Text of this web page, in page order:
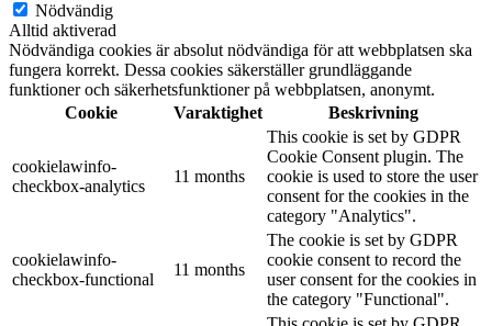
Nödvändig
Alltid aktiverad
Nödvändiga cookies är absolut nödvändiga för att webbplatsen ska
fungera korrekt. Dessa cookies säkerställer grundläggande
funktioner och säkerhetsfunktioner på webbplatsen, anonymt.
Cookie
Varaktighet Beskrivning
cookielawinfo-
checkbox-analytics
11 months
This cookie is set by GDPR
Cookie Consent plugin. The
cookie is used to store the user
consent for the cookies in the
category "Analytics".
cookielawinfo-
checkbox-functional
11 months
The cookie is set by GDPR
cookie consent to record the
user consent for the cookies in
the category "Functional".